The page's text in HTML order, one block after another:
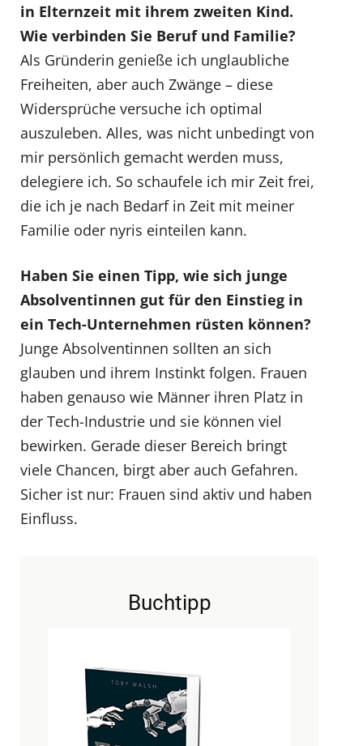
in Elternzeit mit ihrem zweiten Kind.
Wie verbinden Sie Beruf und Familie?
Als Gründerin genieße ich unglaubliche
Freiheiten, aber auch Zwänge – diese
Widersprüche versuche ich optimal
auszuleben. Alles, was nicht unbedingt von
mir persönlich gemacht werden muss,
delegiere ich. So schaufele ich mir Zeit frei,
die ich je nach Bedarf in Zeit mit meiner
Familie oder nyris einteilen kann.
Haben Sie einen Tipp, wie sich junge
Absolventinnen gut für den Einstieg in
ein Tech-Unternehmen rüsten können?
Junge Absolventinnen sollten an sich
glauben und ihrem Instinkt folgen. Frauen
haben genauso wie Männer ihren Platz in
der Tech-Industrie und sie können viel
bewirken. Gerade dieser Bereich bringt
viele Chancen, birgt aber auch Gefahren.
Sicher ist nur: Frauen sind aktiv und haben
Einfluss.
Buchtipp